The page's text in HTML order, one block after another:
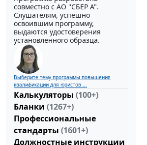
совместно с АО ''СБЕР А".
Слушателям, успешно
освоившим программу,
выдаются удостоверения
установленного образца.
Выберите тему программы повышения
квалификации для юристов ...
Калькуляторы (100+)
Бланки (1267+)
Профессиональные
стандарты (1601+)
Должностные инструкции